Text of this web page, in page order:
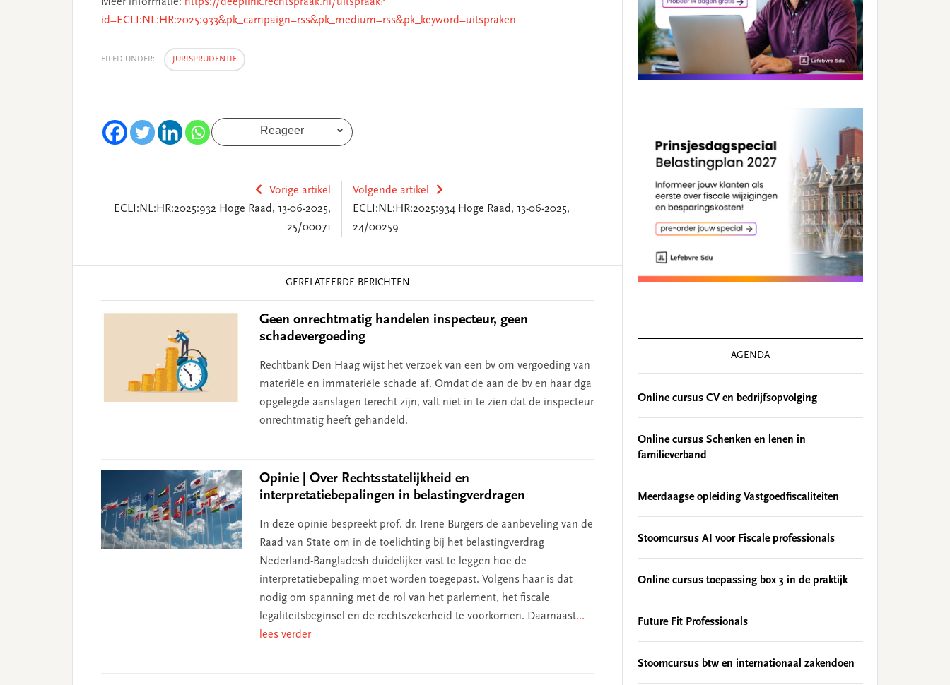
id=ECLI:NL:HR:2025:933&pk_campaign=rss&pk_medium=rss&pk_keyword=uitspraken
FILED UNDER: JURISPRUDENTIE
Reageer
Vorige artikel
ECLI:NL:HR:2025:932 Hoge Raad, 13-06-2025,
25/00071
Volgende artikel
ECLI:NL:HR:2025:934 Hoge Raad, 13-06-2025,
24/00259
GERELATEERDE BERICHTEN
Geen onrechtmatig handelen inspecteur, geen
schadevergoeding
Rechtbank Den Haag wijst het verzoek van een bv om vergoeding van
materiële en immateriële schade af. Omdat de aan de bv en haar dga
opgelegde aanslagen terecht zijn, valt niet in te zien dat de inspecteur
onrechtmatig heeft gehandeld.
Opinie | Over Rechtsstatelijkheid en
interpretatiebepalingen in belastingverdragen
In deze opinie bespreekt prof. dr. Irene Burgers de aanbeveling van de
Raad van State om in de toelichting bij het belastingverdrag
Nederland-Bangladesh duidelijker vast te leggen hoe de
interpretatiebepaling moet worden toegepast. Volgens haar is dat
nodig om spanning met de rol van het parlement, het fiscale
legaliteitsbeginsel en de rechtszekerheid te voorkomen. Daarnaast...
lees verder
AGENDA
Online cursus CV en bedrijfsopvolging
Online cursus Schenken en lenen in
familieverband
Meerdaagse opleiding Vastgoedfiscaliteiten
Stoomcursus AI voor Fiscale professionals
Online cursus toepassing box 3 in de praktijk
Future Fit Professionals
Stoomcursus btw en internationaal zakendoen